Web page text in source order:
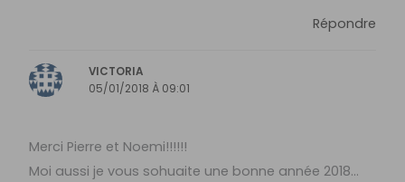
Répondre
VICTORIA
05/01/2018 À 09:01
Merci Pierre et Noemi!!!!!!
Moi aussi je vous sohuaite une bonne année 2018…